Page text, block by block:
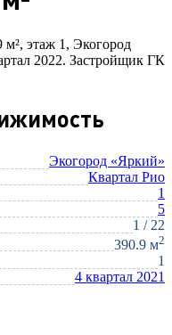
этаж 1, Экогород
2022. Застройщик ГК
Экогород «Яркий»
Квартал Рио
1
5
1 / 22
390.9 м2
1
4 квартал 2021